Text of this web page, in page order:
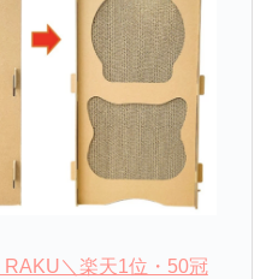
RAKU＼楽天1位・50冠